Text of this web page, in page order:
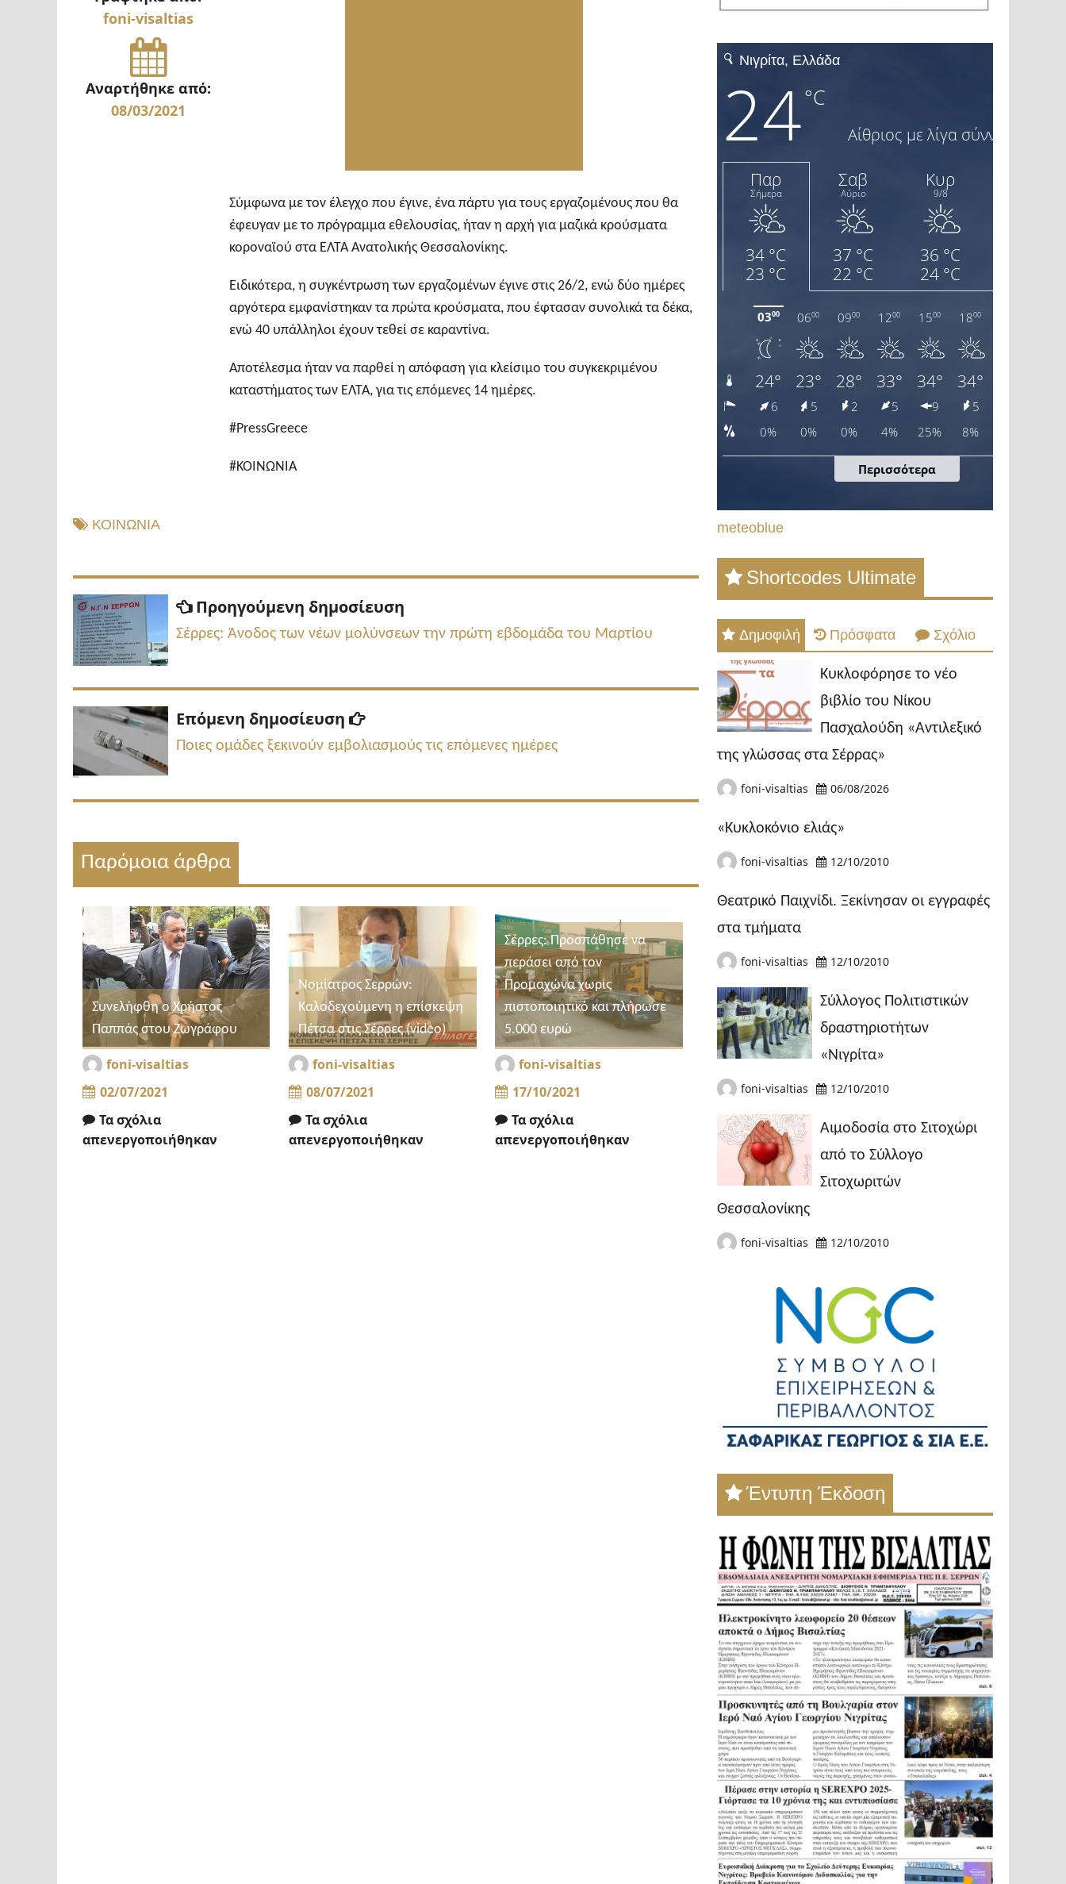
foni-visaltias
Αναρτήθηκε από:
08/03/2021
Σύμφωνα με τον έλεγχο που έγινε, ένα πάρτυ για τους εργαζομένους που θα
έφευγαν με το πρόγραμμα εθελουσίας, ήταν η αρχή για μαζικά κρούσματα
κοροναϊού στα ΕΛΤΑ Ανατολικής Θεσσαλονίκης.
Ειδικότερα, η συγκέντρωση των εργαζομένων έγινε στις 26/2, ενώ δύο ημέρες
αργότερα εμφανίστηκαν τα πρώτα κρούσματα, που έφτασαν συνολικά τα δέκα,
ενώ 40 υπάλληλοι έχουν τεθεί σε καραντίνα.
Αποτέλεσμα ήταν να παρθεί η απόφαση για κλείσιμο του συγκεκριμένου
καταστήματος των ΕΛΤΑ, για τις επόμενες 14 ημέρες.
#PressGreece
#ΚΟΙΝΩΝΙΑ
ΚΟΙΝΩΝΙΑ
Πλοήγηση
άρθρων
Προηγούμενη δημοσίευση
δημοσίευση:
Σέρρες: Άνοδος των νέων μολύνσεων την πρώτη εβδομάδα του Μαρτίου
Επόμενη δημοσίευση
Επόμενη
δημοσίευση:
Ποιες ομάδες ξεκινούν εμβολιασμούς τις επόμενες ημέρες
Παρόμοια άρθρα
Συνελήφθη ο Χρήστος
Παππάς στου Ζωγράφου
foni-visaltias
02/07/2021
Τα σχόλια
απενεργοποιήθηκαν
Νομίατρος Σερρών:
Καλοδεχούμενη η επίσκεψη
Πέτσα στις Σέρρες (video)
foni-visaltias
08/07/2021
Τα σχόλια
απενεργοποιήθηκαν
Σέρρες: Προσπάθησε να
περάσει από τον
Προμαχώνα χωρίς
πιστοποιητικό και πλήρωσε
5.000 ευρώ
foni-visaltias
17/10/2021
Τα σχόλια
απενεργοποιήθηκαν
meteoblue
Shortcodes Ultimate
Δημοφιλή Πρόσφατα Σχόλιο
Κυκλοφόρησε το νέο
βιβλίο του Νίκου
Πασχαλούδη «Αντιλεξικό
της γλώσσας στα Σέρρας»
foni-visaltias 06/08/2026
«Κυκλοκόνιο ελιάς»
foni-visaltias 12/10/2010
Θεατρικό Παιχνίδι. Ξεκίνησαν οι εγγραφές
στα τμήματα
foni-visaltias 12/10/2010
Σύλλογος Πολιτιστικών
δραστηριοτήτων
«Νιγρίτα»
foni-visaltias 12/10/2010
Αιμοδοσία στο Σιτοχώρι
από το Σύλλογο
Σιτοχωριτών
Θεσσαλονίκης
foni-visaltias 12/10/2010
Έντυπη Έκδοση